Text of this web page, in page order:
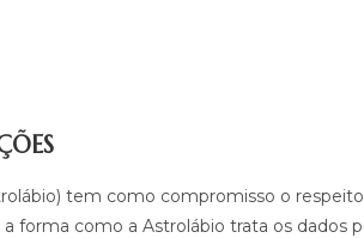
tem como compromisso o
como a Astrolábio trata os dados